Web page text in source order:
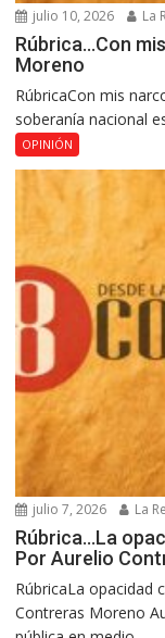
julio 10, 2026 La
Rúbrica…Con
Moreno
RúbricaCon mis
soberanía nacional
OPINIÓN
julio 7, 2026 La
Rúbrica…La
Por Aurelio
RúbricaLa opacidad
Contreras Moreno